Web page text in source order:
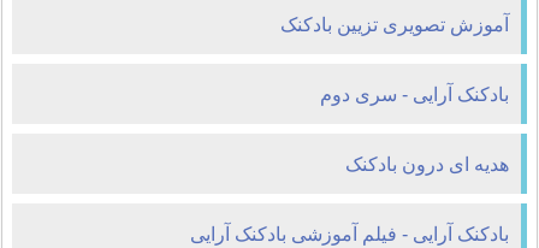
آموزش تصویری تزیین بادکنک
بادکنک آرایی - سری دوم
هدیه ای درون بادکنک
بادکنک آرایی - فیلم آموزشی بادکنک آرایی